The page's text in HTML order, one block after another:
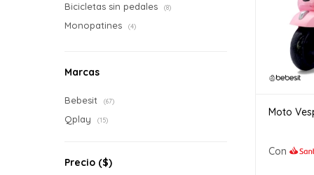
Moto
Con
Bicicletas sin pedales (8)
Monopatines (4)
Marcas
Bebesit (67)
Qplay (15)
Precio ($)